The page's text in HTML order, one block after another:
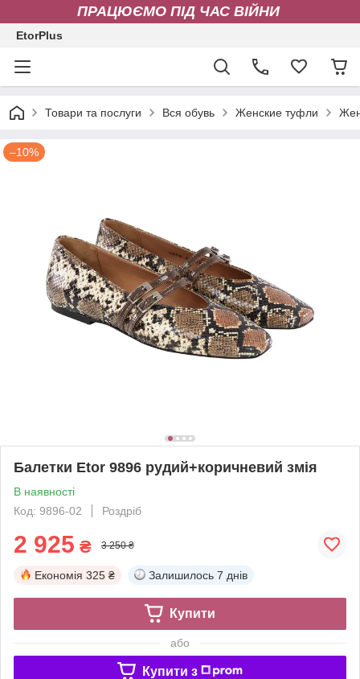
ПРАЦЮЄМО ПІД ЧАС ВІЙНИ
EtorPlus
Товари та послуги Вся обувь Женские туфли
–10%
Балетки Etor 9896 рудий+коричневий змія
В наявності
Код: 9896-02
Роздріб
2 925 ₴ 3 250 ₴
Економія 325 ₴ Залишилось 7 днів
Купити
або
Купити з